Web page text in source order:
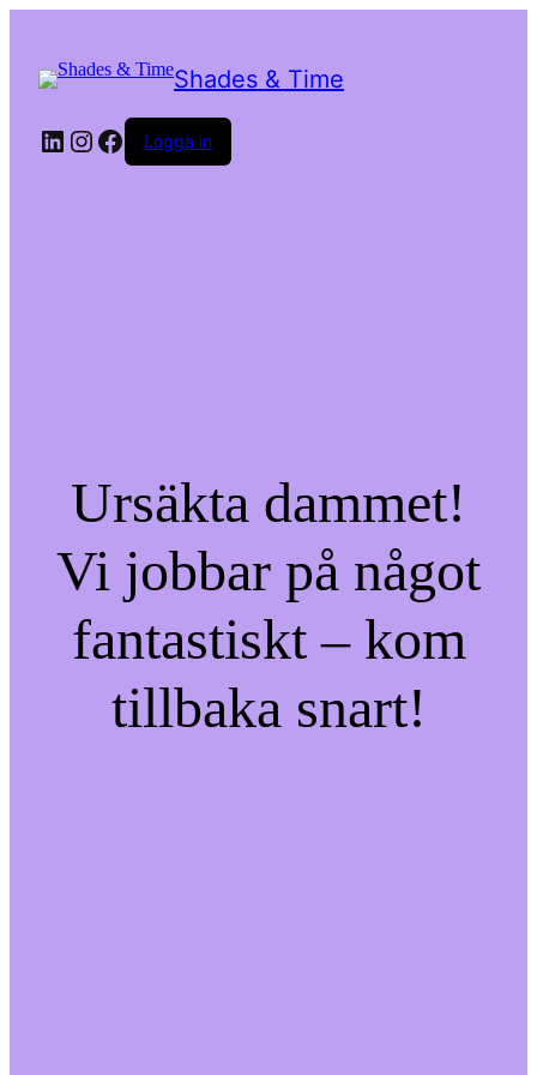
Shades & Time
LinkedIn
Instagram
Facebook
Logga in
Ursäkta dammet!
Vi jobbar på något
fantastiskt – kom
tillbaka snart!